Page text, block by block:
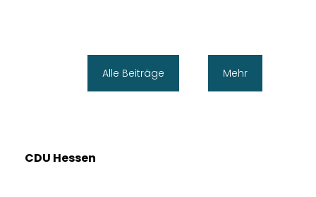
Alle Beiträge Mehr
CDU Hessen